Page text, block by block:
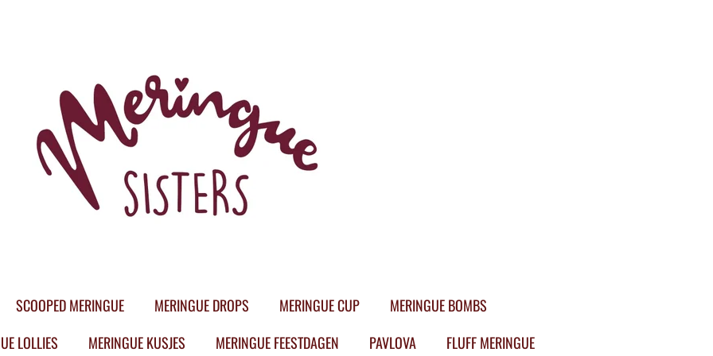
SCOOPED MERINGUE MERINGUE DROPS MERINGUE CUP
MERINGUE BOMBS
LOLLIES MERINGUE KUSJES MERINGUE FEESTDAGEN PAVLOVA
FLUFF MERINGUE